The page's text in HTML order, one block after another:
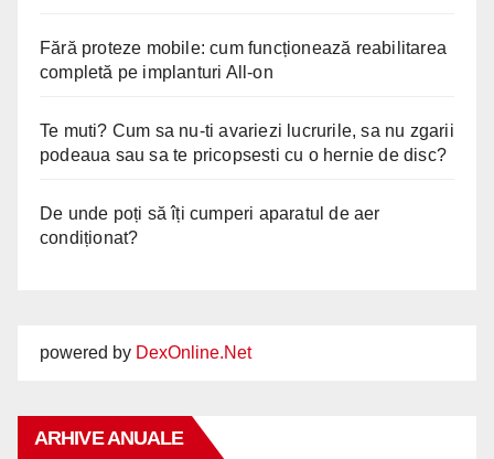
Fără proteze mobile: cum funcționează reabilitarea
completă pe implanturi All-on
Te muti? Cum sa nu-ti avariezi lucrurile, sa nu zgarii
podeaua sau sa te pricopsesti cu o hernie de disc?
De unde poți să îți cumperi aparatul de aer
condiționat?
powered by DexOnline.Net
ARHIVE ANUALE